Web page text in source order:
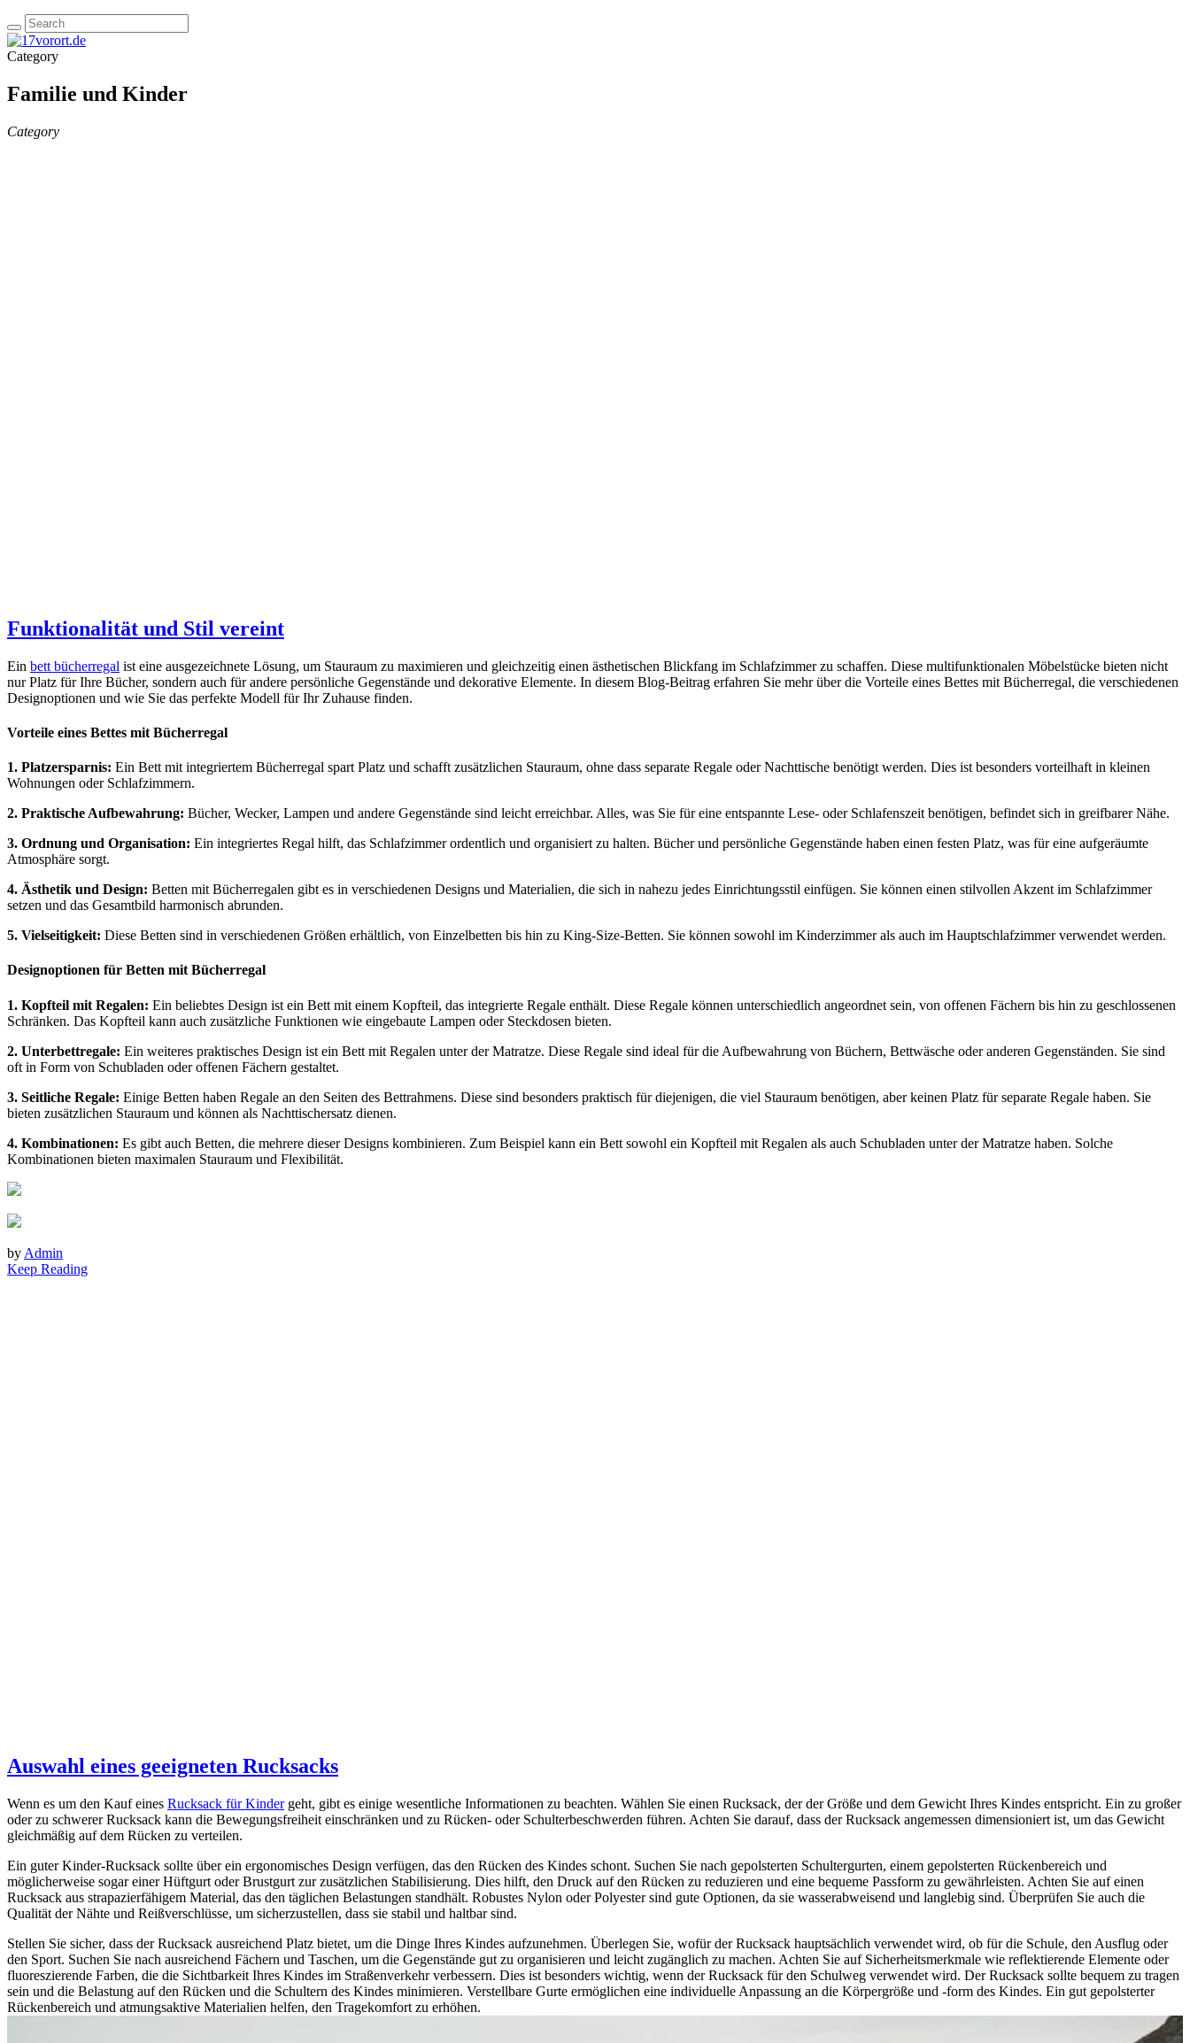
Category
Familie und Kinder
Category
Funktionalität und Stil vereint
Ein bett bücherregal ist eine ausgezeichnete Lösung, um Stauraum zu maximieren und gleichzeitig einen ästhetischen Blickfang im Schlafzimmer zu schaffen. Diese multifunktionalen Möbelstücke bieten nicht
nur Platz für Ihre Bücher, sondern auch für andere persönliche Gegenstände und dekorative Elemente. In diesem Blog-Beitrag erfahren Sie mehr über die Vorteile eines Bettes mit Bücherregal, die verschiedenen
Designoptionen und wie Sie das perfekte Modell für Ihr Zuhause finden.
Vorteile eines Bettes mit Bücherregal
1. Platzersparnis: Ein Bett mit integriertem Bücherregal spart Platz und schafft zusätzlichen Stauraum, ohne dass separate Regale oder Nachttische benötigt werden. Dies ist besonders vorteilhaft in kleinen
Wohnungen oder Schlafzimmern.
2. Praktische Aufbewahrung: Bücher, Wecker, Lampen und andere Gegenstände sind leicht erreichbar. Alles, was Sie für eine entspannte Lese- oder Schlafenszeit benötigen, befindet sich in greifbarer Nähe.
3. Ordnung und Organisation: Ein integriertes Regal hilft, das Schlafzimmer ordentlich und organisiert zu halten. Bücher und persönliche Gegenstände haben einen festen Platz, was für eine aufgeräumte
Atmosphäre sorgt.
4. Ästhetik und Design: Betten mit Bücherregalen gibt es in verschiedenen Designs und Materialien, die sich in nahezu jedes Einrichtungsstil einfügen. Sie können einen stilvollen Akzent im Schlafzimmer
setzen und das Gesamtbild harmonisch abrunden.
5. Vielseitigkeit: Diese Betten sind in verschiedenen Größen erhältlich, von Einzelbetten bis hin zu King-Size-Betten. Sie können sowohl im Kinderzimmer als auch im Hauptschlafzimmer verwendet werden.
Designoptionen für Betten mit Bücherregal
1. Kopfteil mit Regalen: Ein beliebtes Design ist ein Bett mit einem Kopfteil, das integrierte Regale enthält. Diese Regale können unterschiedlich angeordnet sein, von offenen Fächern bis hin zu geschlossenen
Schränken. Das Kopfteil kann auch zusätzliche Funktionen wie eingebaute Lampen oder Steckdosen bieten.
2. Unterbettregale: Ein weiteres praktisches Design ist ein Bett mit Regalen unter der Matratze. Diese Regale sind ideal für die Aufbewahrung von Büchern, Bettwäsche oder anderen Gegenständen. Sie sind
oft in Form von Schubladen oder offenen Fächern gestaltet.
3. Seitliche Regale: Einige Betten haben Regale an den Seiten des Bettrahmens. Diese sind besonders praktisch für diejenigen, die viel Stauraum benötigen, aber keinen Platz für separate Regale haben. Sie
bieten zusätzlichen Stauraum und können als Nachttischersatz dienen.
4. Kombinationen: Es gibt auch Betten, die mehrere dieser Designs kombinieren. Zum Beispiel kann ein Bett sowohl ein Kopfteil mit Regalen als auch Schubladen unter der Matratze haben. Solche
Kombinationen bieten maximalen Stauraum und Flexibilität.
by Admin
Keep Reading
Auswahl eines geeigneten Rucksacks
Wenn es um den Kauf eines Rucksack für Kindergeht, gibt es einige wesentliche Informationen zu beachten. Wählen Sie einen Rucksack, der der Größe und dem Gewicht Ihres Kindes entspricht. Ein zu großer
oder zu schwerer Rucksack kann die Bewegungsfreiheit einschränken und zu Rücken- oder Schulterbeschwerden führen. Achten Sie darauf, dass der Rucksack angemessen dimensioniert ist, um das Gewicht
gleichmäßig auf dem Rücken zu verteilen.
Ein guter Kinder-Rucksack sollte über ein ergonomisches Design verfügen, das den Rücken des Kindes schont. Suchen Sie nach gepolsterten Schultergurten, einem gepolsterten Rückenbereich und
möglicherweise sogar einer Hüftgurt oder Brustgurt zur zusätzlichen Stabilisierung. Dies hilft, den Druck auf den Rücken zu reduzieren und eine bequeme Passform zu gewährleisten. Achten Sie auf einen
Rucksack aus strapazierfähigem Material, das den täglichen Belastungen standhält. Robustes Nylon oder Polyester sind gute Optionen, da sie wasserabweisend und langlebig sind. Überprüfen Sie auch die
Qualität der Nähte und Reißverschlüsse, um sicherzustellen, dass sie stabil und haltbar sind.
Stellen Sie sicher, dass der Rucksack ausreichend Platz bietet, um die Dinge Ihres Kindes aufzunehmen. Überlegen Sie, wofür der Rucksack hauptsächlich verwendet wird, ob für die Schule, den Ausflug oder
den Sport. Suchen Sie nach ausreichend Fächern und Taschen, um die Gegenstände gut zu organisieren und leicht zugänglich zu machen. Achten Sie auf Sicherheitsmerkmale wie reflektierende Elemente oder
fluoreszierende Farben, die die Sichtbarkeit Ihres Kindes im Straßenverkehr verbessern. Dies ist besonders wichtig, wenn der Rucksack für den Schulweg verwendet wird. Der Rucksack sollte bequem zu tragen
sein und die Belastung auf den Rücken und die Schultern des Kindes minimieren. Verstellbare Gurte ermöglichen eine individuelle Anpassung an die Körpergröße und -form des Kindes. Ein gut gepolsterter
Rückenbereich und atmungsaktive Materialien helfen, den Tragekomfort zu erhöhen.